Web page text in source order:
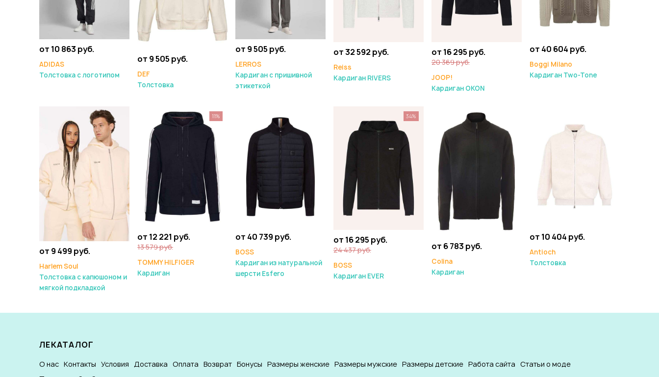
от 10 863 руб.
ADIDAS
Толстовка с логотипом
от 9 505 руб.
DEF
Толстовка
от 9 505 руб.
LERROS
Кардиган с пришивной
этикеткой
от 32 592 руб.
Reiss
Кардиган RIVERS
от 16 295 руб.
20 369 руб.
JOOP!
Кардиган OKON
от 40 604 руб.
Boggi Milano
Кардиган Two-Tone
от 9 499 руб.
Harlem Soul
Толстовка с капюшоном и
мягкой подкладкой
от 12 221 руб.
13 579 руб.
TOMMY HILFIGER
Кардиган
11%
от 40 739 руб.
BOSS
Кардиган из натуральной
шерсти Esfero
от 16 295 руб.
24 437 руб.
BOSS
Кардиган EVER
34%
от 6 783 руб.
Colina
Кардиган
от 10 404 руб.
Antioch
Толстовка
ЛЕКАТАЛОГ
О нас Контакты Условия Доставка Оплата Возврат Бонусы Размеры женские Размеры мужские Размеры детские Работа сайта Статьи о моде